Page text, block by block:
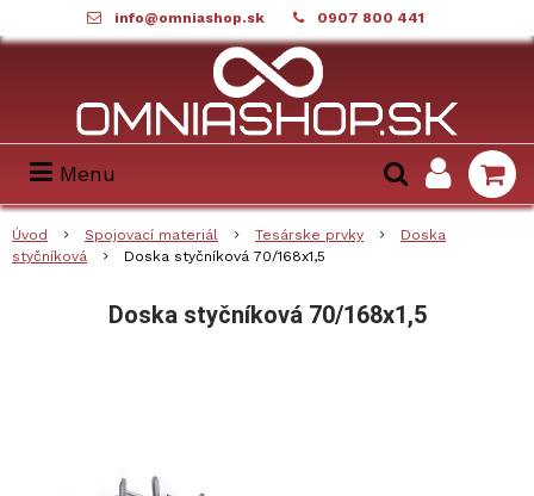
info@omniashop.sk 0907 800 441
Menu
Úvod Spojovací materiál Tesárske prvky
Doska
styčníková
Doska styčníková 70/168x1,5
Doska styčníková 70/168x1,5